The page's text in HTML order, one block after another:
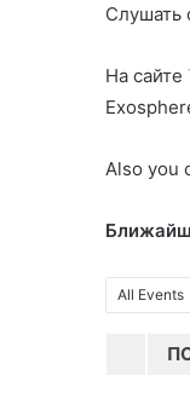
Слушать
На сайте
Also you